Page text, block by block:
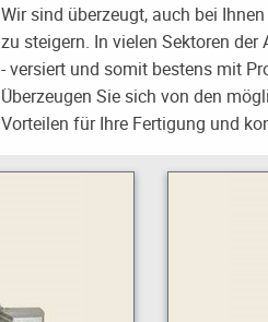
Wir sind überzeugt, auch bei
zu steigern. In vielen Sektoren
- versiert und somit bestens mit
Überzeugen Sie sich von den
Vorteilen für Ihre Fertigung und